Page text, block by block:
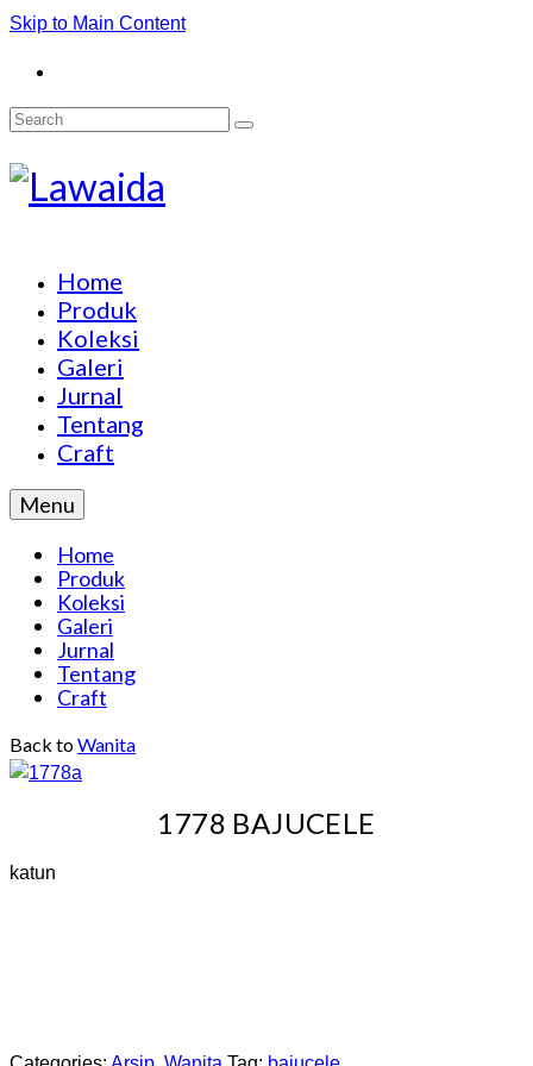
Skip to Main Content
Search
Home
Produk
Koleksi
Galeri
Jurnal
Tentang
Craft
Menu
Home
Produk
Koleksi
Galeri
Jurnal
Tentang
Craft
Back toWanita
1778 BAJUCELE
katun